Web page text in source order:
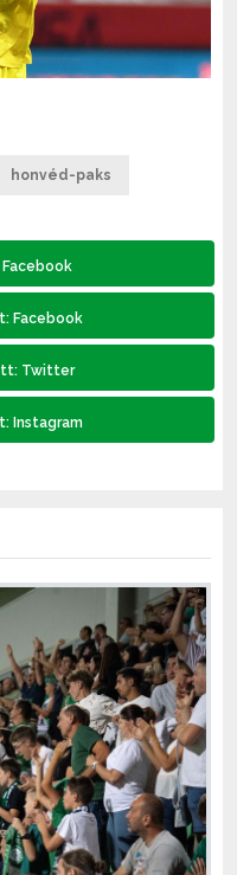
honvéd-paks